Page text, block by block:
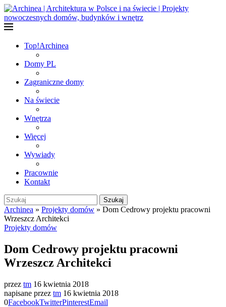
Top!Archinea
Domy PL
Zagraniczne domy
Na świecie
Wnętrza
Więcej
Wywiady
Pracownie
Kontakt
Szukaj
Archinea » Projekty domów » Dom Cedrowy projektu pracowni
Wrzeszcz Architekci
Projekty domów
Dom Cedrowy projektu pracowni
Wrzeszcz Architekci
przez tm 16 kwietnia 2018
napisane przez tm 16 kwietnia 2018
0FacebookTwitterPinterestEmail